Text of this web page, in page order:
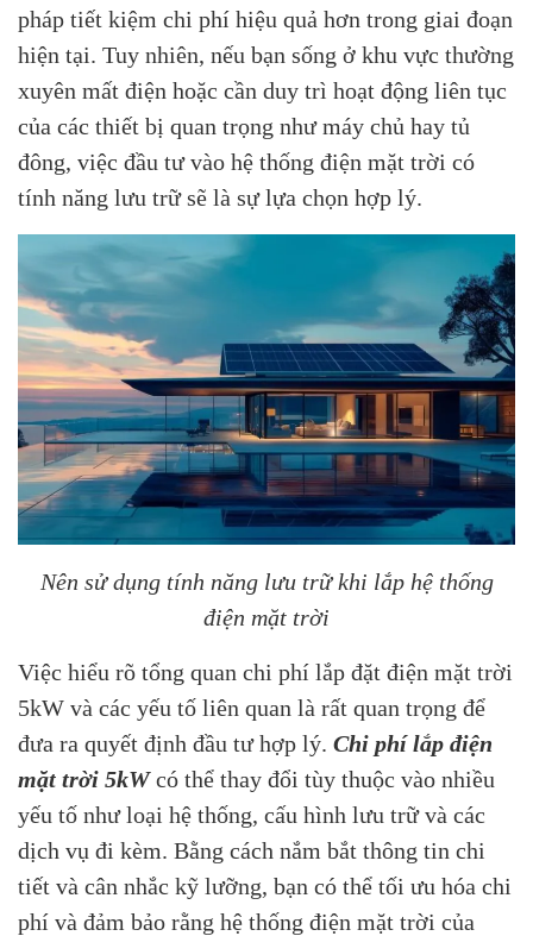
pháp tiết kiệm chi phí hiệu quả hơn trong giai đoạn
hiện tại. Tuy nhiên, nếu bạn sống ở khu vực thường
xuyên mất điện hoặc cần duy trì hoạt động liên tục
của các thiết bị quan trọng như máy chủ hay tủ
đông, việc đầu tư vào hệ thống điện mặt trời có
tính năng lưu trữ sẽ là sự lựa chọn hợp lý.
Nên sử dụng tính năng lưu trữ khi lắp hệ thống
điện mặt trời
Việc hiểu rõ tổng quan chi phí lắp đặt điện mặt trời
5kW và các yếu tố liên quan là rất quan trọng để
đưa ra quyết định đầu tư hợp lý. Chi phí lắp điện
mặt trời 5kWcó thể thay đổi tùy thuộc vào nhiều
yếu tố như loại hệ thống, cấu hình lưu trữ và các
dịch vụ đi kèm. Bằng cách nắm bắt thông tin chi
tiết và cân nhắc kỹ lưỡng, bạn có thể tối ưu hóa chi
phí và đảm bảo rằng hệ thống điện mặt trời của